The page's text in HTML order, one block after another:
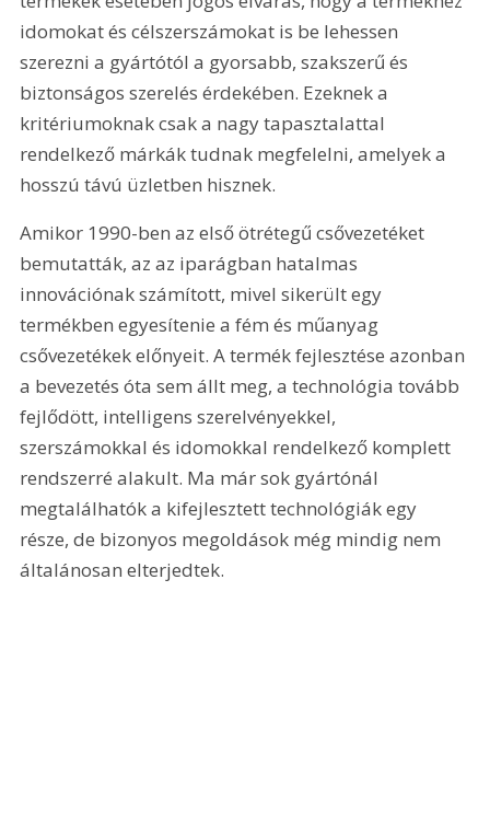
idomokat és célszerszámokat is be lehessen
szerezni a gyártótól a gyorsabb, szakszerű és
biztonságos szerelés érdekében. Ezeknek a
kritériumoknak csak a nagy tapasztalattal
rendelkező márkák tudnak megfelelni, amelyek a
hosszú távú üzletben hisznek.
Amikor 1990-ben az első ötrétegű csővezetéket
bemutatták, az az iparágban hatalmas
innovációnak számított, mivel sikerült egy
termékben egyesítenie a fém és műanyag
csővezetékek előnyeit. A termék fejlesztése azonban
a bevezetés óta sem állt meg, a technológia tovább
fejlődött, intelligens szerelvényekkel,
szerszámokkal és idomokkal rendelkező komplett
rendszerré alakult. Ma már sok gyártónál
megtalálhatók a kifejlesztett technológiák egy
része, de bizonyos megoldások még mindig nem
általánosan elterjedtek.